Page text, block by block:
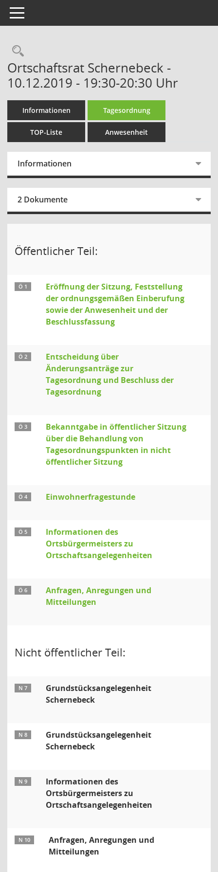
Toggle navigation
Rechercheauswahl
Ortschaftsrat Schernebeck -
10.12.2019 - 19:30-20:30 Uhr
Informationen Tagesordnung
TOP-Liste Anwesenheit
Informationen
2 Dokumente
Öffentlicher Teil:
Ö 1
Eröffnung der Sitzung, Feststellung
der ordnungsgemäßen Einberufung
sowie der Anwesenheit und der
Beschlussfassung
Ö 2
Entscheidung über
Änderungsanträge zur
Tagesordnung und Beschluss der
Tagesordnung
Ö 3
Bekanntgabe in öffentlicher Sitzung
über die Behandlung von
Tagesordnungspunkten in nicht
öffentlicher Sitzung
Ö 4 Einwohnerfragestunde
Ö 5
Informationen des
Ortsbürgermeisters zu
Ortschaftsangelegenheiten
Ö 6
Anfragen, Anregungen und
Mitteilungen
Nicht öffentlicher Teil:
N 7
Grundstücksangelegenheit
Schernebeck
N 8
Grundstücksangelegenheit
Schernebeck
N 9
Informationen des
Ortsbürgermeisters zu
Ortschaftsangelegenheiten
N 10
Anfragen, Anregungen und
Mitteilungen